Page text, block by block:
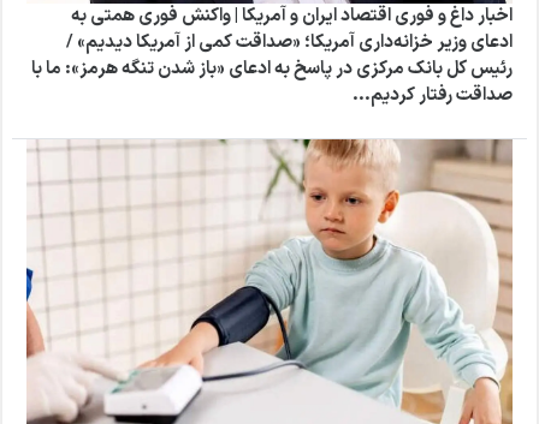
اخبار داغ و فوری اقتصاد ایران و آمریکا | واکنش فوری همتی به
ادعای وزیر خزانه‌داری آمریکا؛ «صداقت کمی از آمریکا دیدیم» /
رئیس کل بانک مرکزی در پاسخ به ادعای «باز شدن تنگه هرمز»: ما با
صداقت رفتار کردیم...